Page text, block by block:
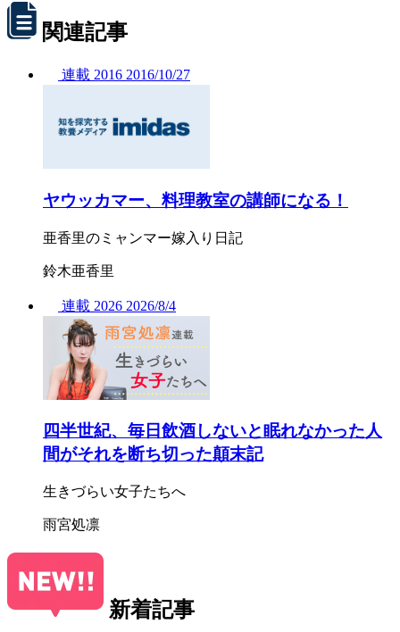
関連記事
連載 2016 2016/10/27
ヤウッカマー、料理教室の講師になる！
亜香里のミャンマー嫁入り日記
鈴木亜香里
連載 2026 2026/8/4
四半世紀、毎日飲酒しないと眠れなかった人
間がそれを断ち切った顛末記
生きづらい女子たちへ
雨宮処凛
新着記事